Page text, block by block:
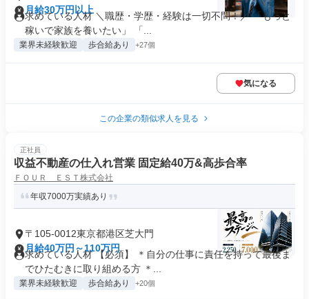
月給30万円以上
求めている人材 ＼職歴・学歴・経験は一切不問！／ 「もっと
稼いで家族を養いたい」 「...
業界未経験歓迎 歩合給あり +27個
気になる
この企業の類似求人を見る
正社員
収益不動産の仕入れ営業 固定給40万&高歩合率
ＦＯＵＲ ＥＳＴ株式会社
年収7000万実績あり
〒105-0012東京都港区芝大門
月給40万円～110万円
求めている人材 【必須】 ＊自分の仕事に責任を持って最後ま
でひたむきに取り組める方 ＊...
業界未経験歓迎 歩合給あり +20個